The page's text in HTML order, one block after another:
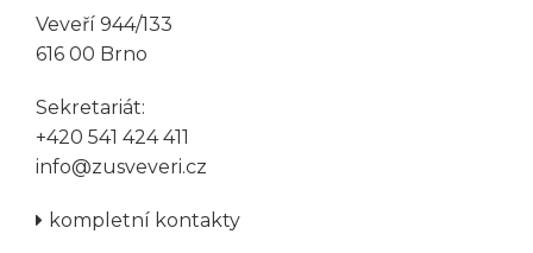
Veveří 944/133
616 00 Brno
Sekretariát:
+420 541 424 411
info@zusveveri.cz
kompletní kontakty